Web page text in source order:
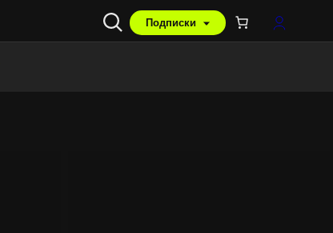
Подписки